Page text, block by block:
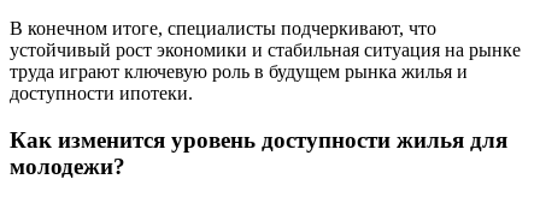
В конечном итоге, специалисты подчеркивают, что
устойчивый рост экономики и стабильная ситуация на рынке
труда играют ключевую роль в будущем рынка жилья и
доступности ипотеки.
Как изменится уровень доступности жилья для
молодежи?